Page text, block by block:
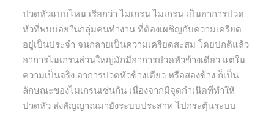
ปวดหัวแบบไหน เรียกว่า ไมเกรน ไมเกรน เป็นอาการปวด
หัวที่พบบ่อยในกลุ่มคนทำงาน ที่ต้องเผชิญกับความเครียด
อยู่เป็นประจำ จนกลายเป็นความเครียดสะสม โดยปกติแล้ว
อาการไมเกรนส่วนใหญ่มักมีอาการปวดหัวข้างเดียว แต่ใน
ความเป็นจริง อาการปวดหัวข้างเดียว หรือสองข้าง ก็เป็น
ลักษณะของไมเกรนเช่นกัน เนื่องจากมีจุดกำเนิดที่ทำให้
ปวดหัว ส่งสัญญาณมายังระบบประสาท ไปกระตุ้นระบบ